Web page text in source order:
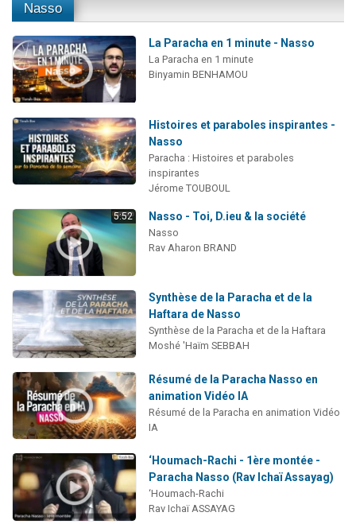
Nasso
La Paracha en 1 minute - Nasso
La Paracha en 1 minute
Binyamin BENHAMOU
Histoires et paraboles inspirantes -
Nasso
Paracha : Histoires et paraboles
inspirantes
Jérome TOUBOUL
5:52 Nasso - Toi, D.ieu & la société
Nasso
Rav Aharon BRAND
Synthèse de la Paracha et de la
Haftara de Nasso
Synthèse de la Paracha et de la Haftara
Moshé 'Haïm SEBBAH
Résumé de la Paracha Nasso en
animation Vidéo IA
Résumé de la Paracha en animation Vidéo
IA
‘Houmach-Rachi - 1ère montée -
Paracha Nasso (Rav Ichaï Assayag)
‘Houmach-Rachi
Rav Ichaï ASSAYAG